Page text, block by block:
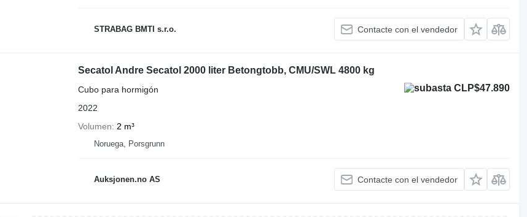
STRABAG BMTI s.r.o. Contacte con el vendedor
Secatol Andre Secatol 2000 liter Betongtobb, CMU/SWL 4800 kg
CLP$47.890
Cubo para hormigón
2022
Volumen
2 m³
Noruega, Porsgrunn
Auksjonen.no AS Contacte con el vendedor